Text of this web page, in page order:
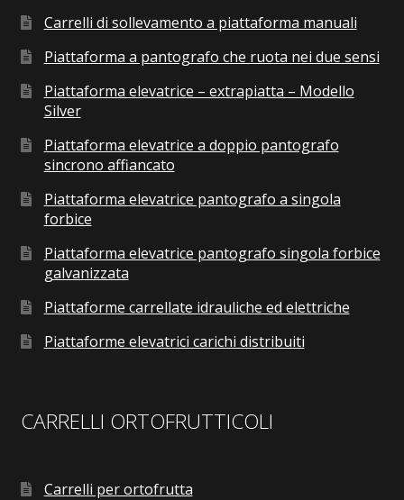
Carrelli di sollevamento a piattaforma manuali
Piattaforma a pantografo che ruota nei due sensi
Piattaforma elevatrice – extrapiatta – Modello
Silver
Piattaforma elevatrice a doppio pantografo
sincrono affiancato
Piattaforma elevatrice pantografo a singola
forbice
Piattaforma elevatrice pantografo singola forbice
galvanizzata
Piattaforme carrellate idrauliche ed elettriche
Piattaforme elevatrici carichi distribuiti
CARRELLI ORTOFRUTTICOLI
Carrelli per ortofrutta